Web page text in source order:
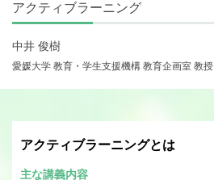
アクティブラーニング
中井 俊樹
愛媛大学 教育・学生支援機構 教育企画室 教授
アクティブラーニングとは
主な講義内容